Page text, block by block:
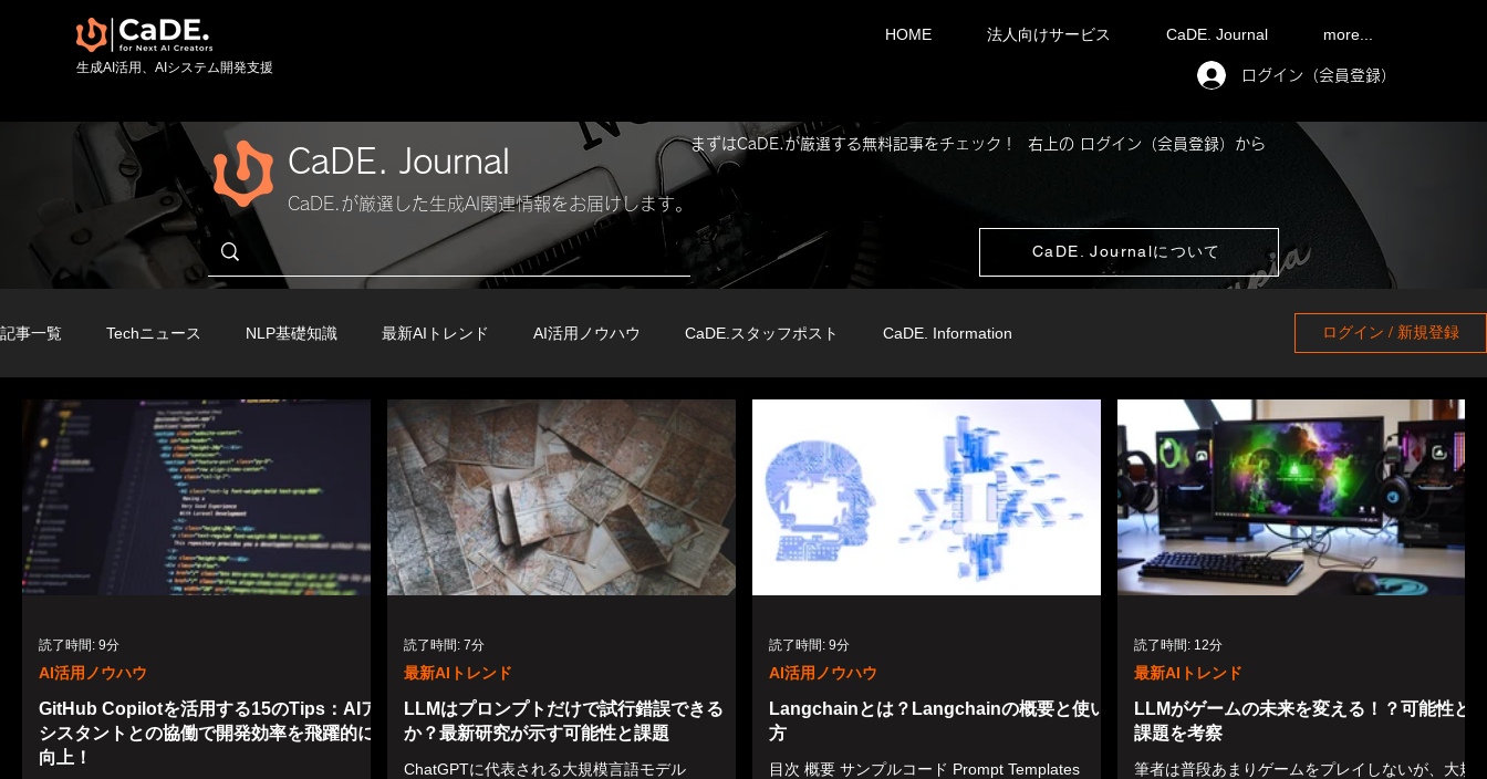
​生成AI活用、AIシステム開発支援
HOME 法人向けサービス CaDE. Journal more...
ログイン（会員登録）
CaDE. Journal
まずはCaDE.が厳選する無料記事をチェック！ 右上の ログイン（会員登録）から
CaDE.が厳選した生成AI関連情報をお届けします。
CaDE. Journalについて
記事一覧 Techニュース NLP基礎知識 最新AIトレンド AI活用ノウハウ CaDE.スタッフポスト CaDE. Information
実践AI活用入門 TIPS( 受講会員限定)
ログイン / 新規登録
GitHub Copilotを活用する15のTips：AIア
シスタントとの協働で開発効率を飛躍的に
向上！
AI活用ノウハウ
読了時間: 9分
LLMはプロンプトだけで試行錯誤できる
か？最新研究が示す可能性と課題
ChatGPTに代表される大規模言語モデル
最新AIトレンド
読了時間: 7分
Langchainとは？Langchainの概要と使い
方
目次 概要 サンプルコード Prompt Templates
AI活用ノウハウ
読了時間: 9分
LLMがゲームの未来を変える！？可能性と
課題を考察
筆者は普段あまりゲームをプレイしないが、大規
最新AIトレンド
読了時間: 12分